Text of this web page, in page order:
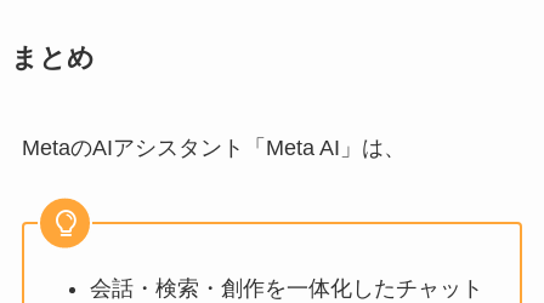
まとめ
MetaのAIアシスタント「Meta AI」は、
会話・検索・創作を一体化したチャット